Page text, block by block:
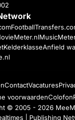
KelderklasseAnfield
ContactVacatures
voorwaardenColofon
© 2005 - 2026
| Publishing